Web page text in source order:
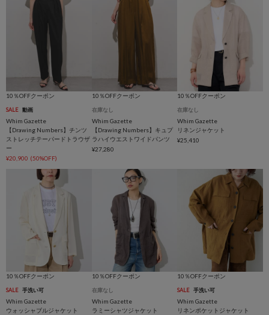
10％OFFクーポン
SALE 動画
Whim Gazette
【Drawing Numbers】チンツ
ストレッチテーパードトラウザ
ー
¥20,900 (50%OFF)
10％OFFクーポン
在庫なし
Whim Gazette
【Drawing Numbers】キュプ
ラハイウエストワイドパンツ
¥27,280
10％OFFクーポン
在庫なし
Whim Gazette
リネンジャケット
¥25,410
10％OFFクーポン
SALE 手洗い可
Whim Gazette
ウォッシャブルジャケット
10％OFFクーポン
在庫なし
Whim Gazette
ラミーシャツジャケット
10％OFFクーポン
SALE 手洗い可
Whim Gazette
リネンポケットジャケット